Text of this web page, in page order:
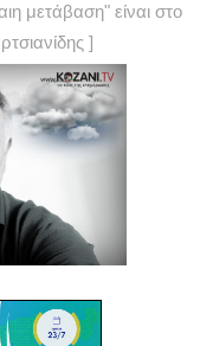
μετάβαση" είναι στο
]